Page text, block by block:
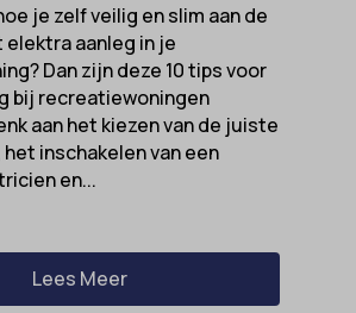
je zelf veilig en slim aan de
aanleg in je
Dan zijn deze 10 tips voor
bij recreatiewoningen
aan het kiezen van de juiste
inschakelen van een
en...
Lees Meer